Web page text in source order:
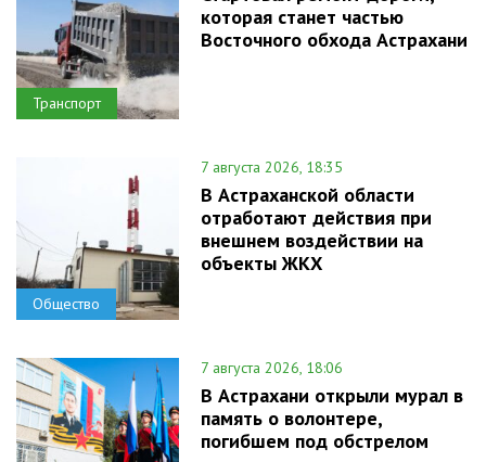
Транспорт
которая станет частью
Восточного обхода Астрахани
Общество
7 августа 2026, 18:35
В Астраханской области
отработают действия при
внешнем воздействии на
объекты ЖКХ
7 августа 2026, 18:06
В Астрахани открыли мурал в
память о волонтере,
погибшем под обстрелом